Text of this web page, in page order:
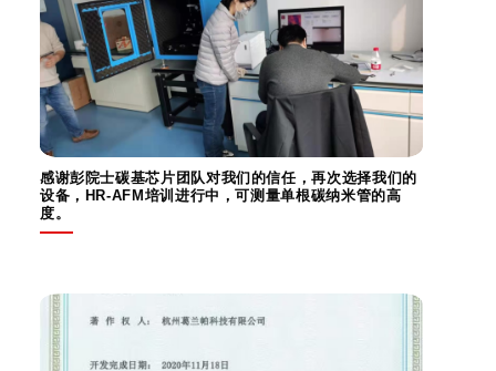
感谢彭院士碳基芯片团队对我们的信任，再次选择我们的
设备，HR-AFM培训进行中，可测量单根碳纳米管的高
度。